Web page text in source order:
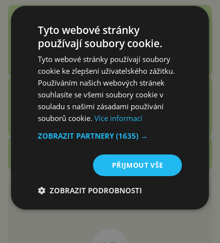
Náramek bez displeje je přesně
to zařízení, které jsem
potřeboval
Adam Kurfürst
Vention Echo Lite E11 Pro
recenze: jsou sluchátka za 3
stovky zlatý grál nebo podfuk?
Tyto webové stránky
používají soubory cookie.
Tyto webové stránky používají soubory
cookie ke zlepšení uživatelského zážitku.
Používáním našich webových stránek
souhlasíte se všemi soubory cookie v
souladu s našimi zásadami používání
souborů cookie.Více informací
ZOBRAZIT PARTNERY(1635) →
PŘIJMOUT VŠE
ZOBRAZIT PODROBNOSTI